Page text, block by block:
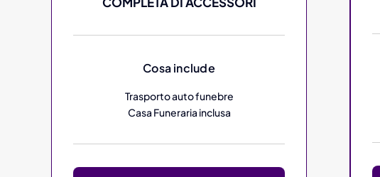
Cosa include
Trasporto auto funebre
Casa Funeraria inclusa